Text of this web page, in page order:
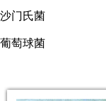
沙门氏菌
葡萄球菌